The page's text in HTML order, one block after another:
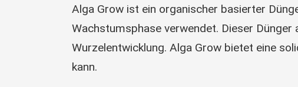
Alga Grow ist ein organischer basierter
Wachstumsphase verwendet. Dieser
Wurzelentwicklung. Alga Grow bietet eine
kann.